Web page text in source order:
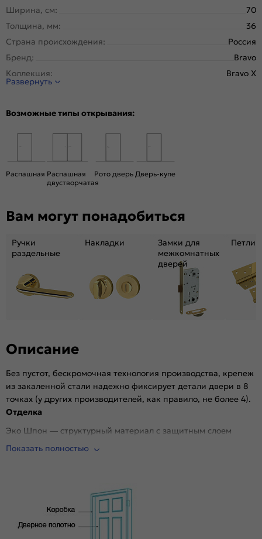
Ширина, см:
70
Толщина, мм:
36
Страна происхождения:
Россия
Бренд:
Bravo
Коллекция:
Bravo X
Стиль:
Конструкция двери:
Общий цвет:
Кромка:
Репродукция натуральных материалов
Уровень шумоизоляции:
Средний ( 26-31 дБ)
Подходит под двухстворчатый проём:
Да
Гарантия (лет):
1.6
Композитный мебельный щит на основе
высококачественного соснового бруса и MDF.
Развернуть
Возможные типы открывания:
Распашная Распашная
двустворчатая
Рото дверь Дверь-купе
Вам могут понадобиться
Ручки
раздельные
Накладки
Замки для
межкомнатных
дверей
Петли
Описание
Без пустот, бескромочная технология производства, крепеж
из закаленной стали надежно фиксирует детали двери в 8
точках (у других производителей, как правило, не более 4).
Отделка
Эко Шпон — структурный материал с защитным слоем
Overlay, отличается высокой стойкостью к истиранию и
Magic Fog — белое сатинированное. Дешевое стекло с
пескоструйной обработкой не используем.
Показать полностью